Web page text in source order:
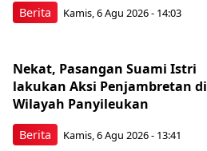
Berita Kamis, 6 Agu 2026 - 14:03
Berita
Nekat, Pasangan Suami Istri
lakukan Aksi Penjambretan di
Wilayah Panyileukan
Kamis, 6 Agu 2026 - 13:41